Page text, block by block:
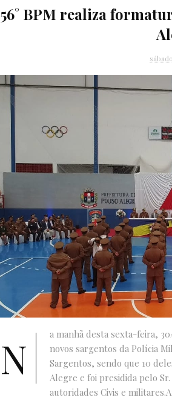
56° BPM realiza
N
a manhã desta sexta-feira,
novos sargentos da Polícia
Sargentos, sendo que 10
Alegre e foi presidida pelo
autoridades Civis e